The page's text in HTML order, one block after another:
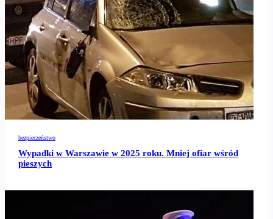
bezpieczeństwo
Wypadki w Warszawie w 2025 roku. Mniej ofiar wśród
pieszych